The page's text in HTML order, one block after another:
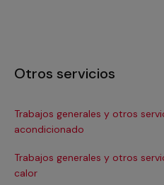
Otros servicios
Trabajos generales y otros
acondicionado
Trabajos generales y otros
calor